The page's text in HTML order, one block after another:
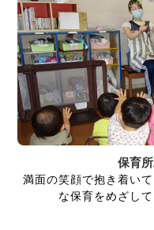
保育
満面の笑顔で抱き着い
な保育をめざし